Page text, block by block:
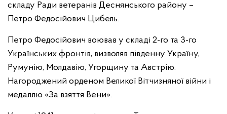
складу Ради ветеранів Деснянського району –
Петро Федосійович Цибель.
Петро Федосійович воював у складі 2-го та 3-го
Українських фронтів, визволяв південну Україну,
Румунію, Молдавію, Угорщину та Австрію.
Нагороджений орденом Великої Вітчизняної війни і
медаллю «За взяття Вени».